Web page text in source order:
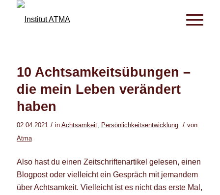
10 Achtsamkeitsübungen –
die mein Leben verändert
haben
02.04.2021 / in Achtsamkeit, Persönlichkeitsentwicklung / von
Atma
Also hast du einen Zeitschriftenartikel gelesen, einen
Blogpost oder vielleicht ein Gespräch mit jemandem
über Achtsamkeit. Vielleicht ist es nicht das erste Mal,